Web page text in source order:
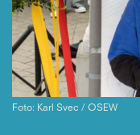
Foto: Karl Svec / OSEW